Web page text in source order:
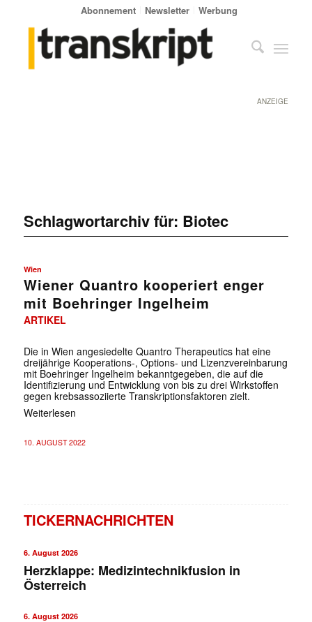
Abonnement Newsletter Werbung
ANZEIGE
Schlagwortarchiv für: Biotec
Wien
Wiener Quantro kooperiert enger
mit Boehringer Ingelheim
ARTIKEL
Die in Wien angesiedelte Quantro Therapeutics hat eine
dreijährige Kooperations-, Options- und Lizenzvereinbarung
mit Boehringer Ingelheim bekanntgegeben, die auf die
Identifizierung und Entwicklung von bis zu drei Wirkstoffen
gegen krebsassoziierte Transkriptionsfaktoren zielt.
Weiterlesen
10. AUGUST 2022
TICKERNACHRICHTEN
6. August 2026
Herzklappe: Medizintechnikfusion in
Österreich
6. August 2026